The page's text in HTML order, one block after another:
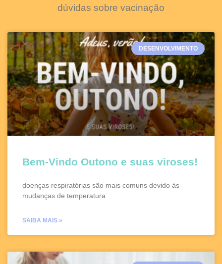
dúvidas sobre vacinação
DESENVOLVIMENTO
Bem-Vindo Outono e suas viroses!
doenças respiratórias são mais comuns devido às
mudanças de temperatura
SAIBA MAIS »